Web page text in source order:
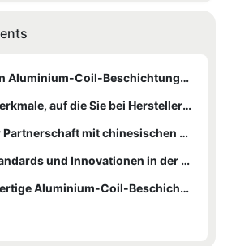
- Die Rolle von Aluminium-Coil-Beschichtungsanlagen in der modernen Fertigung verstehen
- Wichtige Merkmale, auf die Sie bei Herstellern von Aluminium-Coil-Beschichtungsanlagen achten sollten
- Vorteile der Partnerschaft mit chinesischen Herstellern für die Aluminiumbandbeschichtung
- Qualitätsstandards und Innovationen in der chinesischen Aluminiumbandbeschichtungsindustrie
- Wie hochwertige Aluminium-Coil-Beschichtungsanlagen Ihre Geschäftseffizienz steigern